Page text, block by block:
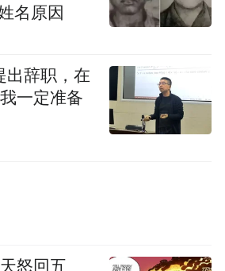
牌1、宫菱（FXGONNE）
名原因
出辞职，在
一定准备
怒回五